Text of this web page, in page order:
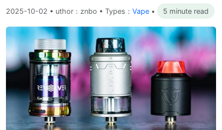
2025-10-02 • uthor：znbo • Types： Vape • 5 minute read